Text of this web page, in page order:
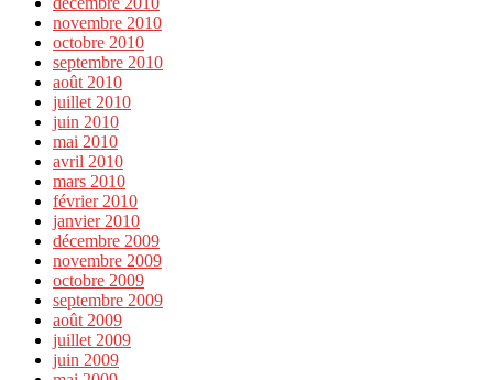
novembre 2010
octobre 2010
septembre 2010
août 2010
juillet 2010
juin 2010
mai 2010
avril 2010
mars 2010
février 2010
janvier 2010
décembre 2009
novembre 2009
octobre 2009
septembre 2009
août 2009
juillet 2009
juin 2009